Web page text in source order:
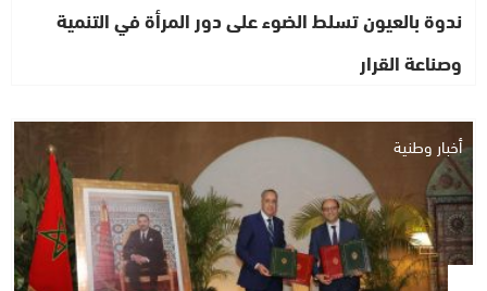
ندوة بالعيون تسلط الضوء على دور المرأة في التنمية
وصناعة القرار
أخبار وطنية